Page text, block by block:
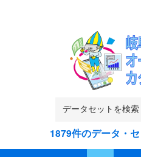
1879件のデータ・